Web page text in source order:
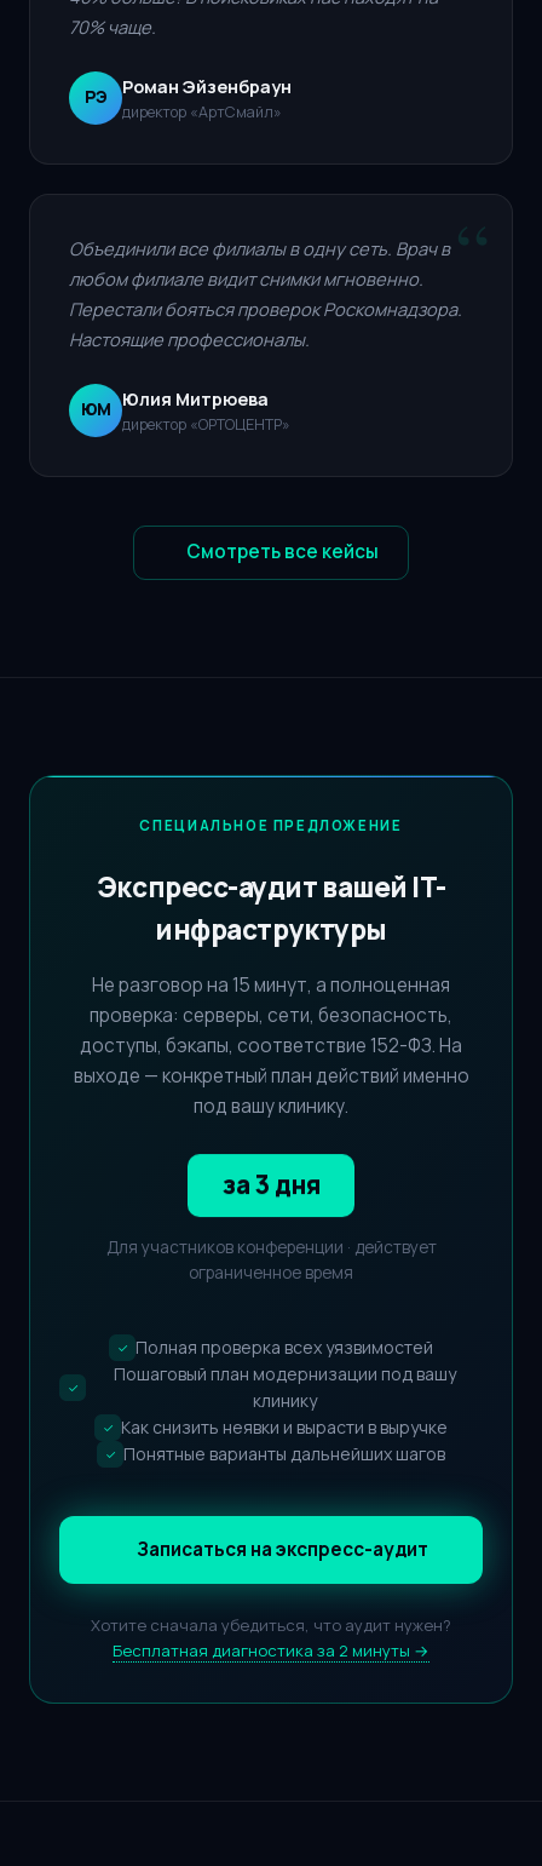
70% чаще.
РЭ Роман Эйзенбраун
директор «АртСмайл»
Объединили все филиалы в одну сеть. Врач в
любом филиале видит снимки мгновенно.
Перестали бояться проверок Роскомнадзора.
Настоящие профессионалы.
ЮМ Юлия Митрюева
директор «ОРТОЦЕНТР»
Смотреть все кейсы
СПЕЦИАЛЬНОЕ ПРЕДЛОЖЕНИЕ
Экспресс-аудит вашей IT-
инфраструктуры
Не разговор на 15 минут, а полноценная
проверка: серверы, сети, безопасность,
доступы, бэкапы, соответствие 152-ФЗ. На
выходе — конкретный план действий именно
под вашу клинику.
за 3 дня
Для участников конференции · действует
ограниченное время
✓ Полная проверка всех уязвимостей
✓
Пошаговый план модернизации под вашу
клинику
✓ Как снизить неявки и вырасти в выручке
✓ Понятные варианты дальнейших шагов
Записаться на экспресс-аудит
Хотите сначала убедиться, что аудит нужен?
Бесплатная диагностика за 2 минуты →